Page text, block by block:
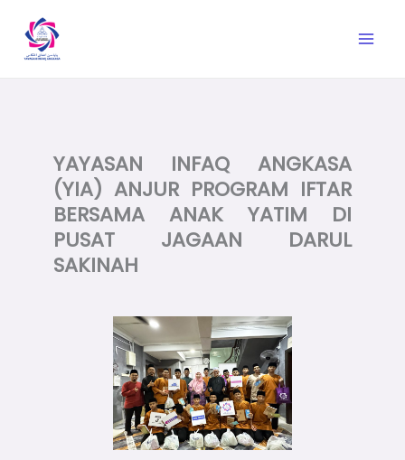
content
YAYASAN INFAQ ANGKASA
(YIA) ANJUR PROGRAM IFTAR
BERSAMA ANAK YATIM DI
PUSAT JAGAAN DARUL
SAKINAH